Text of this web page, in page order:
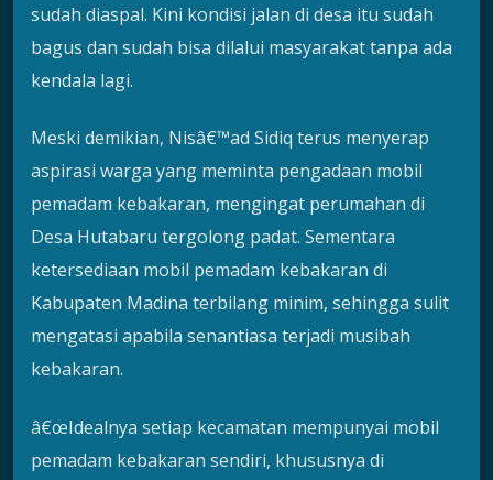
sudah diaspal. Kini kondisi jalan di desa itu sudah
bagus dan sudah bisa dilalui masyarakat tanpa ada
kendala lagi.
Meski demikian, Nisâ€™ad Sidiq terus menyerap
aspirasi warga yang meminta pengadaan mobil
pemadam kebakaran, mengingat perumahan di
Desa Hutabaru tergolong padat. Sementara
ketersediaan mobil pemadam kebakaran di
Kabupaten Madina terbilang minim, sehingga sulit
mengatasi apabila senantiasa terjadi musibah
kebakaran.
â€œIdealnya setiap kecamatan mempunyai mobil
pemadam kebakaran sendiri, khususnya di